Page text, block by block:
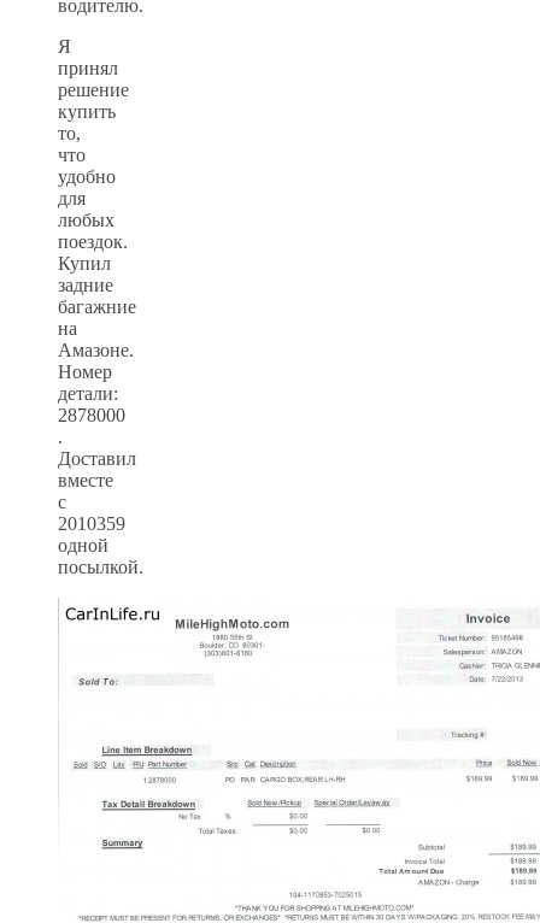
водителю.
Я
принял
решение
купить
то,
что
удобно
для
любых
поездок.
Купил
задние
багажние
на
Амазоне.
Номер
детали:
2878000
.
Доставил
вместе
с
2010359
одной
посылкой.